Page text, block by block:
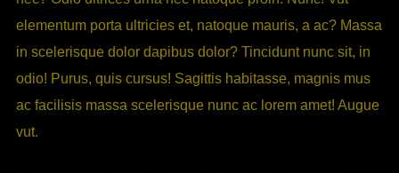
elementum porta ultricies et, natoque mauris, a ac? Massa
in scelerisque dolor dapibus dolor? Tincidunt nunc sit, in
odio! Purus, quis cursus! Sagittis habitasse, magnis mus
ac facilisis massa scelerisque nunc ac lorem amet! Augue
vut.